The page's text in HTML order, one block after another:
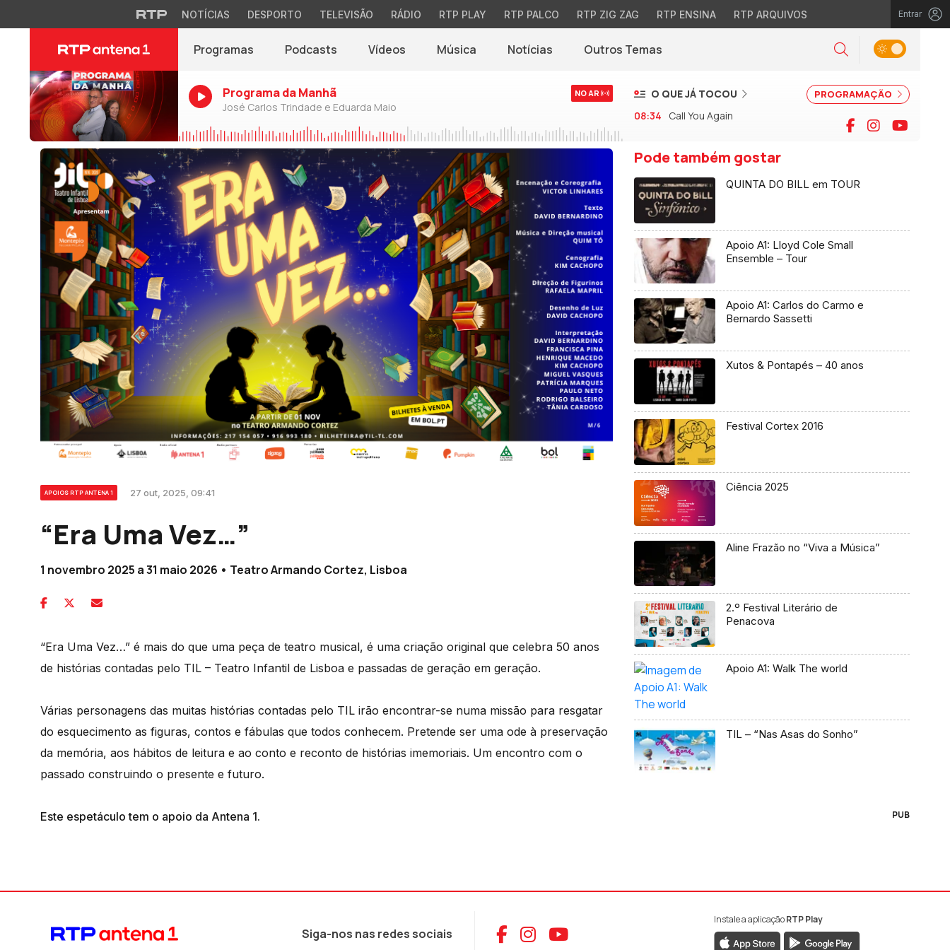
NOTÍCIAS DESPORTO TELEVISÃO RÁDIO RTP PLAY RTP PALCO RTP ZIG ZAG RTP ENSINA RTP ARQUIVOS Entrar
Programas Podcasts Vídeos Música Notícias(abre em nova janela)
Outros Temas Pesquisar
Alternar tema
Programa da Manhã
José Carlos Trindade e Eduarda Maio
NO AR PROGRAMAÇÃO
O QUE JÁ TOCOU
08:34
Call You Again Facebook
Instagram
APOIOS RTP ANTENA 1 27 out, 2025, 09:41
“Era Uma Vez…”
1 novembro 2025 a 31 maio 2026 • Teatro Armando Cortez, Lisboa
“Era Uma Vez…” é mais do que uma peça de teatro musical, é uma criação original que celebra 50 anos
de histórias contadas pelo TIL – Teatro Infantil de Lisboa e passadas de geração em geração.
Várias personagens das muitas histórias contadas pelo TIL irão encontrar-se numa missão para resgatar
do esquecimento as figuras, contos e fábulas que todos conhecem. Pretende ser uma ode à preservação
da memória, aos hábitos de leitura e ao conto e reconto de histórias imemoriais. Um encontro com o
passado construindo o presente e futuro.
Este espetáculo tem o apoio da Antena 1.
Pode também gostar
QUINTA DO BILL em TOUR
Apoio A1: Lloyd Cole Small
Ensemble – Tour
Apoio A1: Carlos do Carmo e
Bernardo Sassetti
Xutos & Pontapés – 40 anos
Festival Cortex 2016
Ciência 2025
Aline Frazão no “Viva a Música”
2.º Festival Literário de
Penacova
Apoio A1: Walk The world
TIL – “Nas Asas do Sonho”
PUB
Siga-nos nas redes sociais Aceder ao Facebook da RTP Antena 1
Aceder ao Instagram da RTP Antena 1
Aceder ao YouTube da RTP Antena 1
Instale a aplicaçãoRTP Play